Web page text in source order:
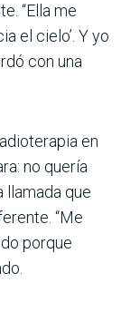
“Ella me
el cielo’. Y yo
con una
en
no quería
llamada que
“Me
porque